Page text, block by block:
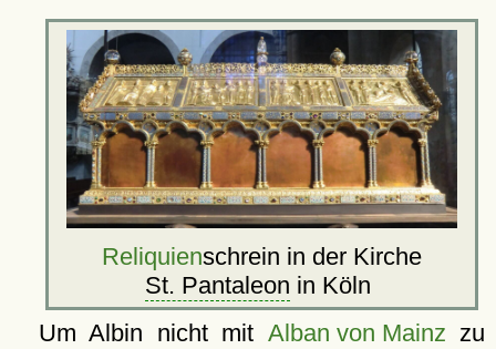
Reliquienschrein in der Kirche
St. Pantaleon in Köln
Um Albin nicht mit Alban von Mainz zu